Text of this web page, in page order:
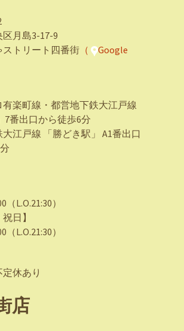
月島3-17-9
トリート四番街 （
Google
楽町線・都営地下鉄大江戸線
7番出口から徒歩6分
江戸線 「勝どき駅」 A1番出口
（L.O.21:30）
日】
（L.O.21:30）
休あり
店